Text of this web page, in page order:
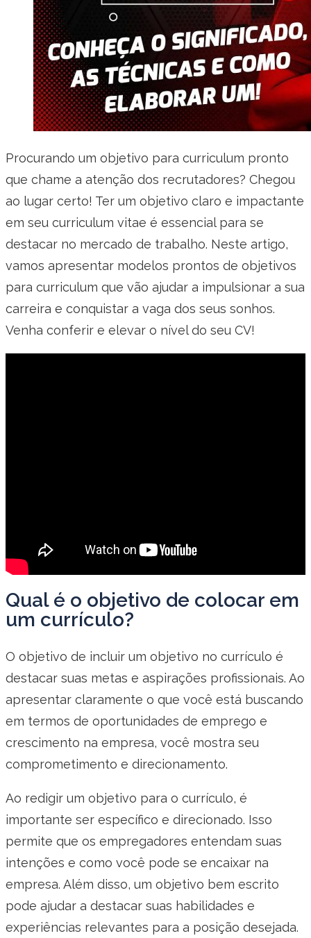
Procurando um objetivo para curriculum pronto
que chame a atenção dos recrutadores? Chegou
ao lugar certo! Ter um objetivo claro e impactante
em seu curriculum vitae é essencial para se
destacar no mercado de trabalho. Neste artigo,
vamos apresentar modelos prontos de objetivos
para curriculum que vão ajudar a impulsionar a sua
carreira e conquistar a vaga dos seus sonhos.
Venha conferir e elevar o nível do seu CV!
Qual é o objetivo de colocar em
um currículo?
O objetivo de incluir um objetivo no currículo é
destacar suas metas e aspirações profissionais. Ao
apresentar claramente o que você está buscando
em termos de oportunidades de emprego e
crescimento na empresa, você mostra seu
comprometimento e direcionamento.
Ao redigir um objetivo para o currículo, é
importante ser específico e direcionado. Isso
permite que os empregadores entendam suas
intenções e como você pode se encaixar na
empresa. Além disso, um objetivo bem escrito
pode ajudar a destacar suas habilidades e
experiências relevantes para a posição desejada.